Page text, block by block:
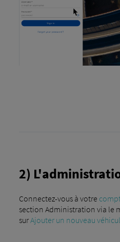
2)
Connectez-vous à votre
section Administration via le
surAjouter un nouveau